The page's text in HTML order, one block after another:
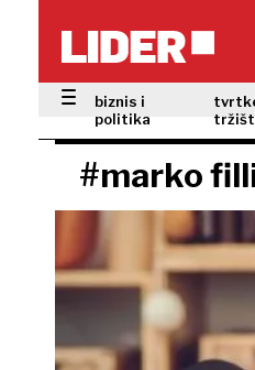
biznis i
politika
#marko